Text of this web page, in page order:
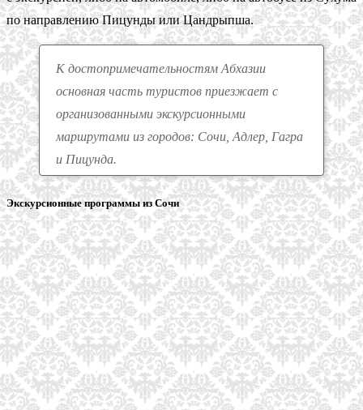
по направлению Пицунды или Цандрыпша.
К достопримечательностям Абхазии
основная часть туристов приезжает с
организованными экскурсионными
маршрутами из городов: Сочи, Адлер, Гагра
и Пицунда.
Экскурсионные программы из Сочи